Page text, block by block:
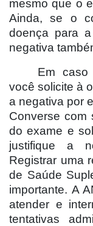
mesmo que o
Ainda, se o
doença para
negativa
Em
você solicite à
a negativa por
Converse com
do exame e
justifique a
Registrar uma
de Saúde
importante. A
atender e
tentativas